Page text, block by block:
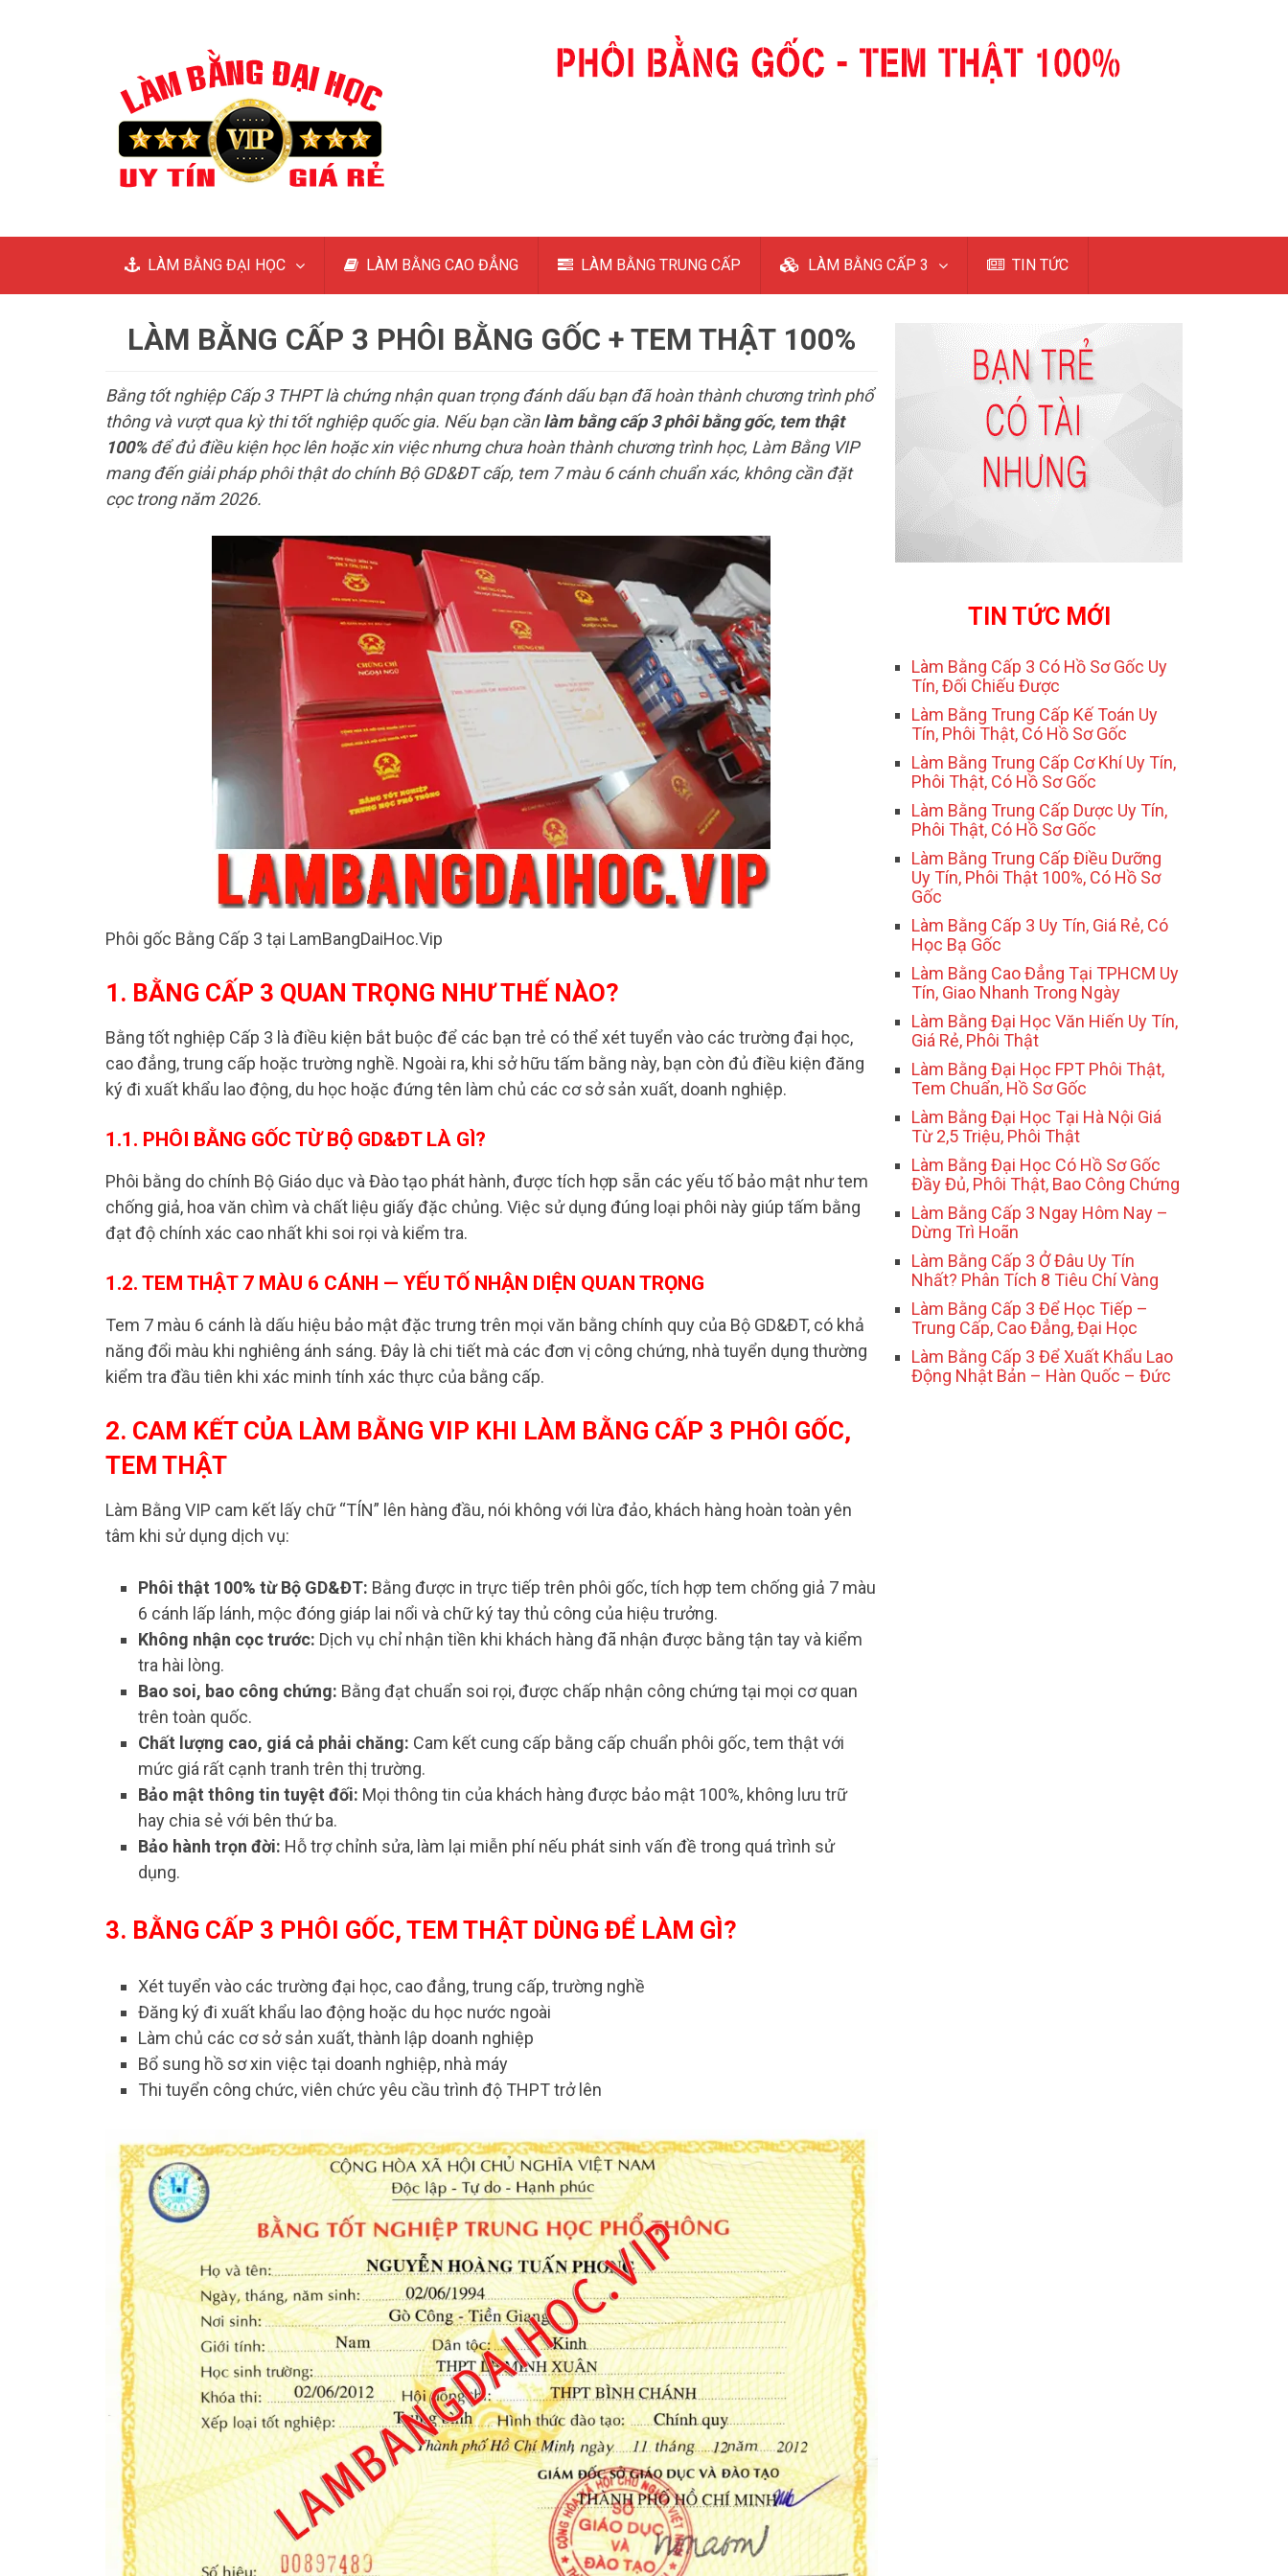
LÀM BẰNG ĐẠI HỌC LÀM BẰNG CAO ĐẲNG LÀM BẰNG TRUNG CẤP LÀM BẰNG CẤP 3 TIN TỨC
LÀM BẰNG CẤP 3 PHÔI BẰNG GỐC + TEM THẬT 100%
Bằng tốt nghiệp Cấp 3 THPT là chứng nhận quan trọng đánh dấu bạn đã hoàn thành chương trình phổ
thông và vượt qua kỳ thi tốt nghiệp quốc gia. Nếu bạn cầnlàm bằng cấp 3 phôi bằng gốc, tem thật
100%để đủ điều kiện học lên hoặc xin việc nhưng chưa hoàn thành chương trình học, Làm Bằng VIP
mang đến giải pháp phôi thật do chính Bộ GD&ĐT cấp, tem 7 màu 6 cánh chuẩn xác, không cần đặt
cọc trong năm 2026.
Phôi gốc Bằng Cấp 3 tại LamBangDaiHoc.Vip
1. BẰNG CẤP 3 QUAN TRỌNG NHƯ THẾ NÀO?
Bằng tốt nghiệp Cấp 3 là điều kiện bắt buộc để các bạn trẻ có thể xét tuyển vào các trường đại học,
cao đẳng, trung cấp hoặc trường nghề. Ngoài ra, khi sở hữu tấm bằng này, bạn còn đủ điều kiện đăng
ký đi xuất khẩu lao động, du học hoặc đứng tên làm chủ các cơ sở sản xuất, doanh nghiệp.
1.1. PHÔI BẰNG GỐC TỪ BỘ GD&ĐT LÀ GÌ?
Phôi bằng do chính Bộ Giáo dục và Đào tạo phát hành, được tích hợp sẵn các yếu tố bảo mật như tem
chống giả, hoa văn chìm và chất liệu giấy đặc chủng. Việc sử dụng đúng loại phôi này giúp tấm bằng
đạt độ chính xác cao nhất khi soi rọi và kiểm tra.
1.2. TEM THẬT 7 MÀU 6 CÁNH — YẾU TỐ NHẬN DIỆN QUAN TRỌNG
Tem 7 màu 6 cánh là dấu hiệu bảo mật đặc trưng trên mọi văn bằng chính quy của Bộ GD&ĐT, có khả
năng đổi màu khi nghiêng ánh sáng. Đây là chi tiết mà các đơn vị công chứng, nhà tuyển dụng thường
kiểm tra đầu tiên khi xác minh tính xác thực của bằng cấp.
2. CAM KẾT CỦA LÀM BẰNG VIP KHI LÀM BẰNG CẤP 3 PHÔI GỐC,
TEM THẬT
Làm Bằng VIP cam kết lấy chữ “TÍN” lên hàng đầu, nói không với lừa đảo, khách hàng hoàn toàn yên
tâm khi sử dụng dịch vụ:
Phôi thật 100% từ Bộ GD&ĐT: Bằng được in trực tiếp trên phôi gốc, tích hợp tem chống giả 7 màu
6 cánh lấp lánh, mộc đóng giáp lai nổi và chữ ký tay thủ công của hiệu trưởng.
Không nhận cọc trước: Dịch vụ chỉ nhận tiền khi khách hàng đã nhận được bằng tận tay và kiểm
tra hài lòng.
Bao soi, bao công chứng: Bằng đạt chuẩn soi rọi, được chấp nhận công chứng tại mọi cơ quan
trên toàn quốc.
Chất lượng cao, giá cả phải chăng: Cam kết cung cấp bằng cấp chuẩn phôi gốc, tem thật với
mức giá rất cạnh tranh trên thị trường.
Bảo mật thông tin tuyệt đối: Mọi thông tin của khách hàng được bảo mật 100%, không lưu trữ
hay chia sẻ với bên thứ ba.
Bảo hành trọn đời: Hỗ trợ chỉnh sửa, làm lại miễn phí nếu phát sinh vấn đề trong quá trình sử
dụng.
3. BẰNG CẤP 3 PHÔI GỐC, TEM THẬT DÙNG ĐỂ LÀM GÌ?
Xét tuyển vào các trường đại học, cao đẳng, trung cấp, trường nghề
Đăng ký đi xuất khẩu lao động hoặc du học nước ngoài
Làm chủ các cơ sở sản xuất, thành lập doanh nghiệp
Bổ sung hồ sơ xin việc tại doanh nghiệp, nhà máy
Thi tuyển công chức, viên chức yêu cầu trình độ THPT trở lên
TIN TỨC MỚI
Làm Bằng Cấp 3 Có Hồ Sơ Gốc Uy
Tín, Đối Chiếu Được
Làm Bằng Trung Cấp Kế Toán Uy
Tín, Phôi Thật, Có Hồ Sơ Gốc
Làm Bằng Trung Cấp Cơ Khí Uy Tín,
Phôi Thật, Có Hồ Sơ Gốc
Làm Bằng Trung Cấp Dược Uy Tín,
Phôi Thật, Có Hồ Sơ Gốc
Làm Bằng Trung Cấp Điều Dưỡng
Uy Tín, Phôi Thật 100%, Có Hồ Sơ
Gốc
Làm Bằng Cấp 3 Uy Tín, Giá Rẻ, Có
Học Bạ Gốc
Làm Bằng Cao Đẳng Tại TPHCM Uy
Tín, Giao Nhanh Trong Ngày
Làm Bằng Đại Học Văn Hiến Uy Tín,
Giá Rẻ, Phôi Thật
Làm Bằng Đại Học FPT Phôi Thật,
Tem Chuẩn, Hồ Sơ Gốc
Làm Bằng Đại Học Tại Hà Nội Giá
Từ 2,5 Triệu, Phôi Thật
Làm Bằng Đại Học Có Hồ Sơ Gốc
Đầy Đủ, Phôi Thật, Bao Công Chứng
Làm Bằng Cấp 3 Ngay Hôm Nay –
Dừng Trì Hoãn
Làm Bằng Cấp 3 Ở Đâu Uy Tín
Nhất? Phân Tích 8 Tiêu Chí Vàng
Làm Bằng Cấp 3 Để Học Tiếp –
Trung Cấp, Cao Đẳng, Đại Học
Làm Bằng Cấp 3 Để Xuất Khẩu Lao
Động Nhật Bản – Hàn Quốc – Đức